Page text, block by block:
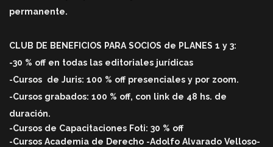
permanente.
CLUB DE BENEFICIOS PARA SOCIOS de PLANES 1 y 3:
-30 % off en todas las editoriales jurídicas
-Cursos de Juris: 100 % off presenciales y por zoom.
-Cursos grabados: 100 % off, con link de 48 hs. de
duración.
-Cursos de Capacitaciones Foti: 30 % off
-Cursos Academia de Derecho -Adolfo Alvarado Velloso-